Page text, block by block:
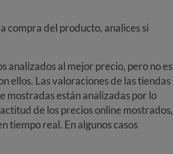
compra del producto, analices si
analizados al mejor precio, pero no es
ellos. Las valoraciones de las tiendas
mostradas están analizadas por lo
de los precios online mostrados,
tiempo real. En algunos casos